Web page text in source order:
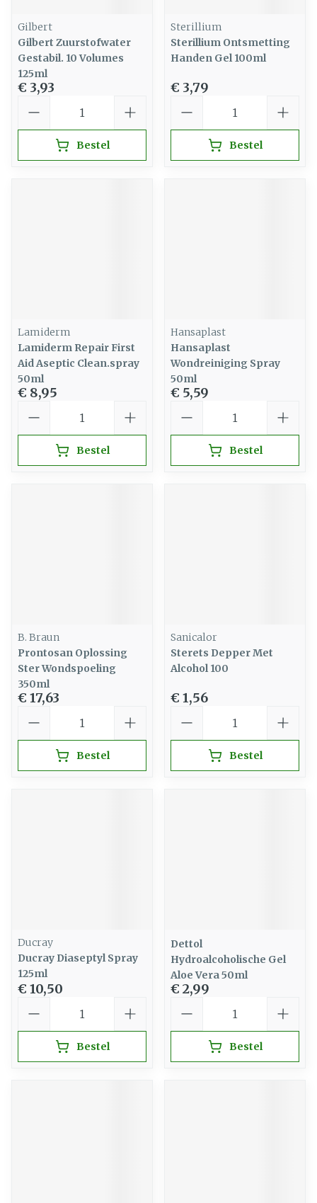
Gilbert
Gilbert Zuurstofwater
Gestabil. 10 Volumes
125ml
€ 3,93
Bestel
Sterillium
Sterillium Ontsmetting
Handen Gel 100ml
€ 3,79
Bestel
Lamiderm
Lamiderm Repair First
Aid Aseptic Clean.spray
50ml
€ 8,95
Bestel
Hansaplast
Hansaplast
Wondreiniging Spray
50ml
€ 5,59
Bestel
B. Braun
Prontosan Oplossing
Ster Wondspoeling
350ml
€ 17,63
Bestel
Sanicalor
Sterets Depper Met
Alcohol 100
€ 1,56
Bestel
Ducray
Ducray Diaseptyl Spray
125ml
€ 10,50
Bestel
Dettol
Hydroalcoholische Gel
Aloe Vera 50ml
€ 2,99
Bestel